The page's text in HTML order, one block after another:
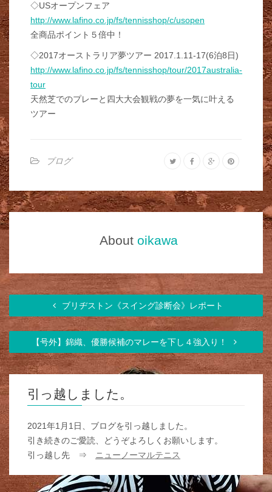
◇USオープンフェア
http://www.lafino.co.jp/fs/tennisshop/c/usopen
全商品ポイント５倍中！
◇2017オーストラリア夢ツアー 2017.1.11-17(6泊8日)
http://www.lafino.co.jp/fs/tennisshop/tour/2017australia-
tour
天然芝でのプレーと四大大会観戦の夢を一気に叶える
ツアー
ブログ
About oikawa
ブリヂストン《スイング診断会》レポート
【号外】錦織、優勝候補のマレーを下し４強入り！
引っ越しました。
2021年1月1日、ブログを引っ越しました。
引き続きのご愛読、どうぞよろしくお願いします。
引っ越し先 ⇒
ニューノーマルテニス